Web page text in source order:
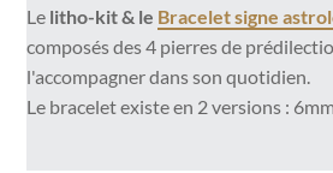
Le litho-kit & le Bracelet signe
composés des 4 pierres de
l'accompagner dans son quotidien.
Le bracelet existe en 2 versions :